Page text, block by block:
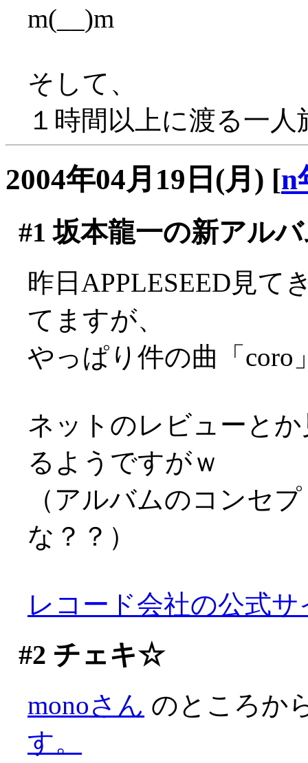
m(__)m
そして、
１時間以上に渡る一
2004年04月19日(月) [n
#1 坂本龍一の新アル
昨日APPLESEED見て
てますが、
やっぱり件の曲「coro
ネットのレビューと
るようですがｗ
（アルバムのコンセ
な？？）
レコード会社の公式サ
#2 チェキ☆
monoさん のところか
す。